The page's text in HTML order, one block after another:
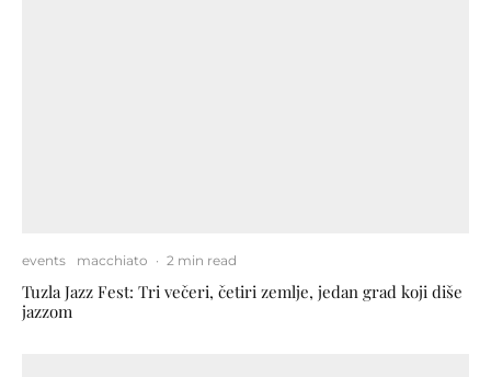
events macchiato · 2 min read
Tuzla Jazz Fest: Tri večeri, četiri zemlje, jedan grad koji diše
jazzom